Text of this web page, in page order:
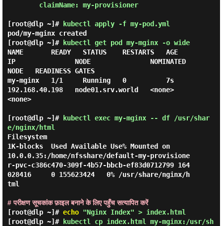
[root@dlp ~]#
kubectl apply -f my-pod.yml
pod/my-mginx created
[root@dlp ~]#
kubectl get pod my-mginx -o wide
NAME       READY   STATUS    RESTARTS   AGE
IP               NODE               NOMINATED
NODE   READINESS GATES
my-mginx   1/1     Running   0          7s
192.168.40.198   node01.srv.world   <none>
<none>
[root@dlp ~]#
kubectl exec my-mginx -- df /usr/shar
e/nginx/html
Filesystem
1K-blocks  Used Available Use% Mounted on
10.0.0.35:/home/nfsshare/default-my-provisione
r-pvc-c386c470-309f-4b57-bbcb-ef83d0712799 164
028416     0 155623424   0% /usr/share/nginx/h
tml
# परीक्षण सूचकांक फ़ाइल बनाने के लिए पहुँच सत्यापित करें
[root@dlp ~]# echo"Nginx Index" > index.html
[root@dlp ~]#
kubectl cp index.html my-mginx:/usr/sh